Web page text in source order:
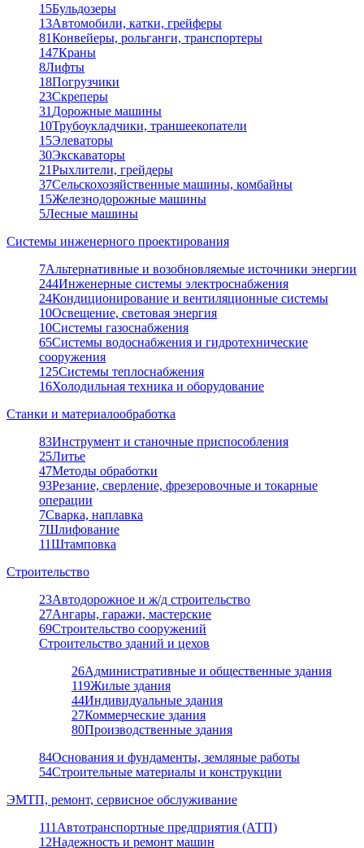
15Бульдозеры
13Автомобили, катки, грейферы
81Конвейеры, рольганги, транспортеры
147Краны
8Лифты
18Погрузчики
23Скреперы
31 Дорожные машины
10Трубоукладчики, траншеекопатели
15Элеваторы
30Экскаваторы
21Рыхлители, грейдеры
37Сельскохозяйственные машины, комбайны
15Железнодорожные машины
5Лесные машины
Системы инженерного проектирования
7Альтернативные и возобновляемые источники энергии
244Инженерные системы электроснабжения
24Кондиционирование и вентиляционные системы
10Освещение, световая энергия
10Системы газоснабжения
65Системы водоснабжения и гидротехнические
сооружения
125Системы теплоснабжения
16Холодильная техника и оборудование
Станки и материалообработка
83Инструмент и станочные приспособления
25Литье
47Методы обработки
93Резание, сверление, фрезеровочные и токарные
операции
7Сварка, наплавка
7Шлифование
11Штамповка
Строительство
23Автодорожное и ж/д строительство
27Ангары, гаражи, мастерские
69Строительство сооружений
Строительство зданий и цехов
26Административные и общественные здания
119Жилые здания
44Индивидуальные здания
27Коммерческие здания
80Производственные здания
84Основания и фундаменты, земляные работы
54Строительные материалы и конструкции
ЭМТП, ремонт, сервисное обслуживание
111 Автотранспортные предприятия (АТП)
12Надежность и ремонт машин